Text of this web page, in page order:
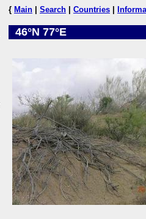
{ Main Search Countries
46°N 77°E